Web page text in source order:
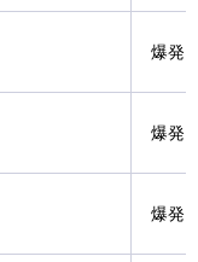
爆発
爆発
爆発